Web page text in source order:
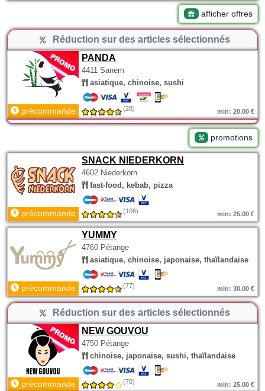
afficher offres
Réduction sur des articles sélectionnés
PANDA
4411 Sanem
asiatique, chinoise, sushi
précommande (28) min: 20.00 €
promotions
SNACK NIEDERKORN
4602 Niederkorn
fast-food, kebab, pizza
précommande (106) min: 25.00 €
YUMMY
4760 Pétange
asiatique, chinoise, japonaise, thaïlandaise
précommande (77) min: 30.00 €
Réduction sur des articles sélectionnés
NEW GOUVOU
4750 Pétange
chinoise, japonaise, sushi, thaïlandaise
précommande (70) min: 25.00 €